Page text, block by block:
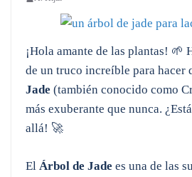
¡Hola amante de las plantas! 🌱
de un truco increíble para hacer
Jade (también conocido como
más exuberante que nunca.
allá! 🚀
El Árbol de Jade es una de las